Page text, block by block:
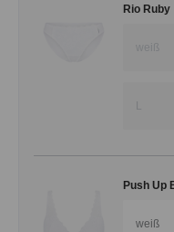
Rio Ruby
weiß
Push Up
weiß